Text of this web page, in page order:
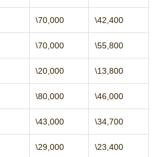
\70,000 \42,400
\70,000 \55,800
\20,000 \13,800
\80,000 \46,000
\43,000 \34,700
\29,000 \23,400